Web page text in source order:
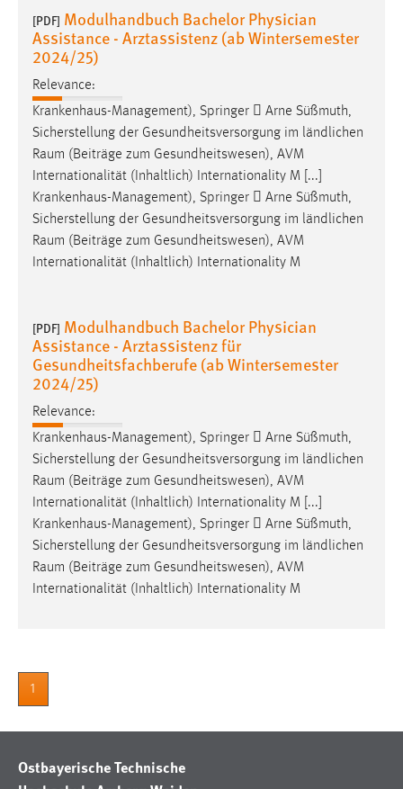
[PDF] Modulhandbuch Bachelor Physician
Assistance - Arztassistenz (ab Wintersemester
2024/25)
Relevance:
Krankenhaus-Management), Springer  Arne Süßmuth,
Sicherstellung der Gesundheitsversorgung im ländlichen
Raum (Beiträge zum Gesundheitswesen), AVM
Internationalität (Inhaltlich) Internationality M [...]
Krankenhaus-Management), Springer  Arne Süßmuth,
Sicherstellung der Gesundheitsversorgung im ländlichen
Raum (Beiträge zum Gesundheitswesen), AVM
Internationalität (Inhaltlich) Internationality M
[PDF] Modulhandbuch Bachelor Physician
Assistance - Arztassistenz für
Gesundheitsfachberufe (ab Wintersemester
2024/25)
Relevance:
Krankenhaus-Management), Springer  Arne Süßmuth,
Sicherstellung der Gesundheitsversorgung im ländlichen
Raum (Beiträge zum Gesundheitswesen), AVM
Internationalität (Inhaltlich) Internationality M [...]
Krankenhaus-Management), Springer  Arne Süßmuth,
Sicherstellung der Gesundheitsversorgung im ländlichen
Raum (Beiträge zum Gesundheitswesen), AVM
Internationalität (Inhaltlich) Internationality M
1
Ostbayerische Technische